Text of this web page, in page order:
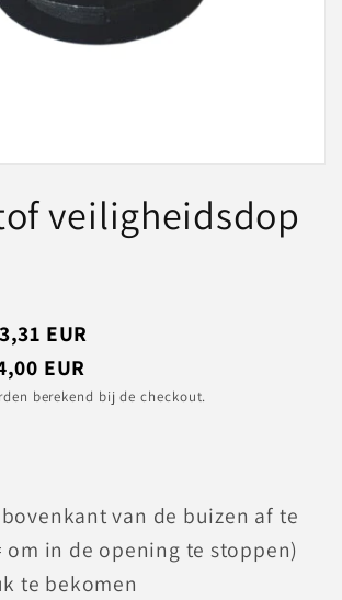
veiligheidsdop
EUR
EUR
berekend bij de checkout.
van de buizen af te
om in de opening te stoppen)
te bekomen